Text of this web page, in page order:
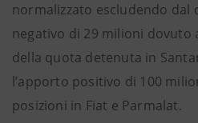
normalizzato escludendo dal
negativo di 29 milioni dovuto
della quota detenuta in
l’apporto positivo di 100
posizioni in Fiat e Parmalat.